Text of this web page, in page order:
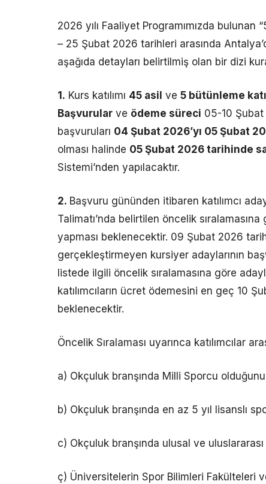
2026 yılı Faaliyet Programımızda
– 25 Şubat 2026 tarihleri arasında
aşağıda detayları belirtilmiş olan bir dizi
1. Kurs katılımı 45 asil ve 5 bütünleme
Başvurular ve ödeme süreci 05-10
başvuruları 04 Şubat 2026’yı 05 Şubat
olması halinde 05 Şubat 2026 tarihinde
Sistemi’nden yapılacaktır.
2. Başvuru gününden itibaren katılımcı
Talimatı’nda belirtilen öncelik
yapması beklenecektir. 09 Şubat 2026
gerçekleştirmeyen kursiyer adaylarının
listede ilgili öncelik sıralamasına göre
katılımcıların ücret ödemesini en geç 10
beklenecektir.
Öncelik Sıralaması uyarınca katılımcılar
a) Okçuluk branşında Milli Sporcu
b) Okçuluk branşında en az 5 yıl lisanslı
c) Okçuluk branşında ulusal ve
ç) Üniversitelerin Spor Bilimleri Fakülteleri